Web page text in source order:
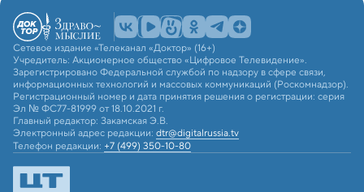
Сетевое издание «Телеканал «Доктор» (16+)
Учредитель: Акционерное общество «Цифровое Телевидение».
Зарегистрировано Федеральной службой по надзору в сфере связи,
информационных технологий и массовых коммуникаций (Роскомнадзор).
Регистрационный номер и дата принятия решения о регистрации: серия
Эл № ФС77-81999 от 18.10.2021 г.
Главный редактор: Закамская Э.В.
Электронный адрес редакции: dtr@digitalrussia.tv
Телефон редакции: +7 (499) 350-10-80